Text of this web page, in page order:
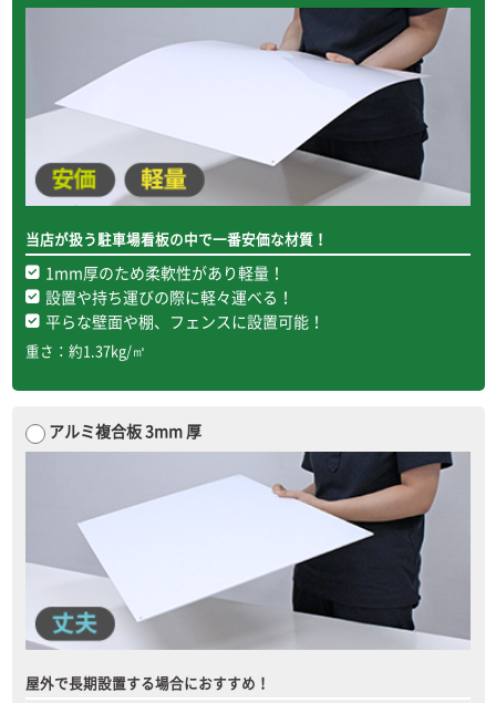
当店が扱う駐車場看板の中で一番安価な材質！
1mm厚のため柔軟性があり軽量！
設置や持ち運びの際に軽々運べる！
平らな壁面や棚、フェンスに設置可能！
重さ：約1.37kg/㎡
アルミ複合板 3mm 厚
屋外で長期設置する場合におすすめ！